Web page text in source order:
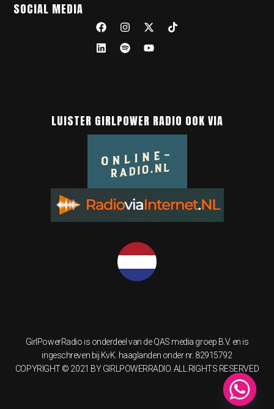
SOCIAL MEDIA
LUISTER GIRLPOWER RADIO OOK VIA
GirlPowerRadio is onderdeel van de QAS media groep B.V. en is
ingeschreven bij KvK. haaglanden onder nr. 82915792
COPYRIGHT © 2021 BY GIRLPOWERRADIO. ALL RIGHTS RESERVED